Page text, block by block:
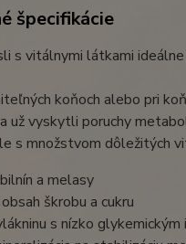
špecifikácie
s vitálnymi látkami
koňoch alebo pri
už vyskytli poruchy
s množstvom dôležitých
a melasy
škrobu a cukru
s nízko